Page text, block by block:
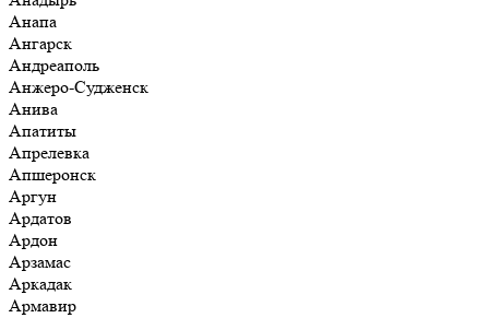
Анапа
Ангарск
Андреаполь
Анжеро-Судженск
Анива
Апатиты
Апрелевка
Апшеронск
Аргун
Ардатов
Ардон
Арзамас
Аркадак
Армавир